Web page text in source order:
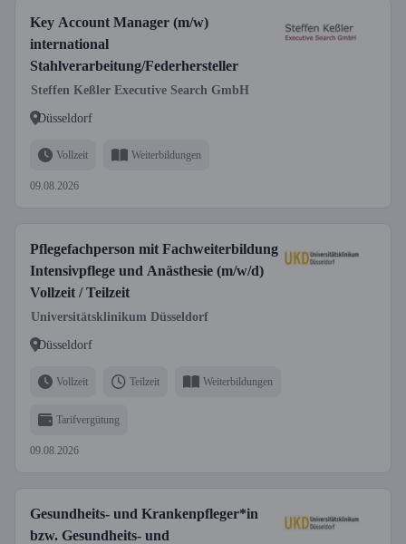
Key Account Manager (m/w)
international
Stahlverarbeitung/Federhersteller
Steffen Keßler Executive Search GmbH
Düsseldorf
Vollzeit Weiterbildungen
09.08.2026
Pflegefachperson mit Fachweiterbildung
Intensivpflege und Anästhesie (m/w/d)
Vollzeit / Teilzeit
Universitätsklinikum Düsseldorf
Düsseldorf
Vollzeit Teilzeit Weiterbildungen
Tarifvergütung
09.08.2026
Gesundheits- und Krankenpfleger*in
bzw. Gesundheits- und